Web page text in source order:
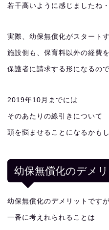
若干高いように感じましたね・
実際、幼保無償化がスタート
施設側も、保育料以外の経費
保護者に請求する形になるので
2019年10月までには
そのあたりの線引きについて
頭を悩ませることになるかも
幼保無償化のデメ
幼保無償化のデメリットですが
一番に考えれられることは